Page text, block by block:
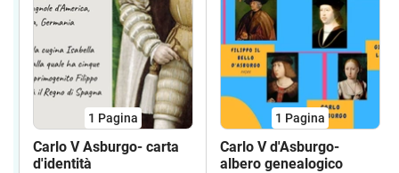
1 Pagina
Carlo V Asburgo- carta
d'identità
1 Pagina
Carlo V d'Asburgo-
albero genealogico